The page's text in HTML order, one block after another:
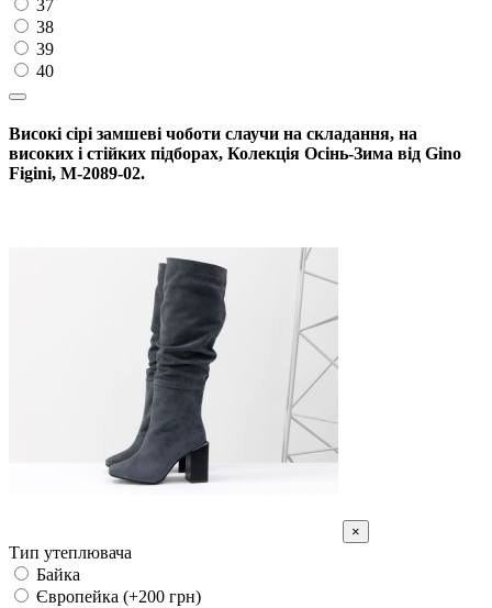
37
38
39
40
Високі сірі замшеві чоботи слаучи на складання, на
високих і стійких підборах, Колекція Осінь-Зима від Gino
Figini, М-2089-02.
×
Тип утеплювача
Байка
Європейка (+200 грн)